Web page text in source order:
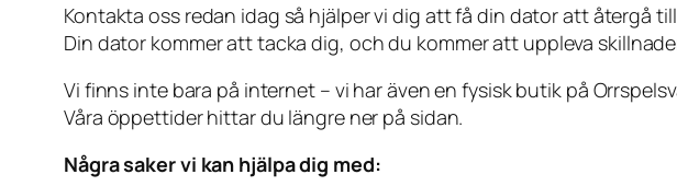
Kontakta oss redan idag så hjälper vi dig att få din dator att återgå
Din dator kommer att tacka dig, och du kommer att uppleva
Vi finns inte bara på internet – vi har även en fysisk butik på
Våra öppettider hittar du längre ner på sidan.
Några saker vi kan hjälpa dig med: